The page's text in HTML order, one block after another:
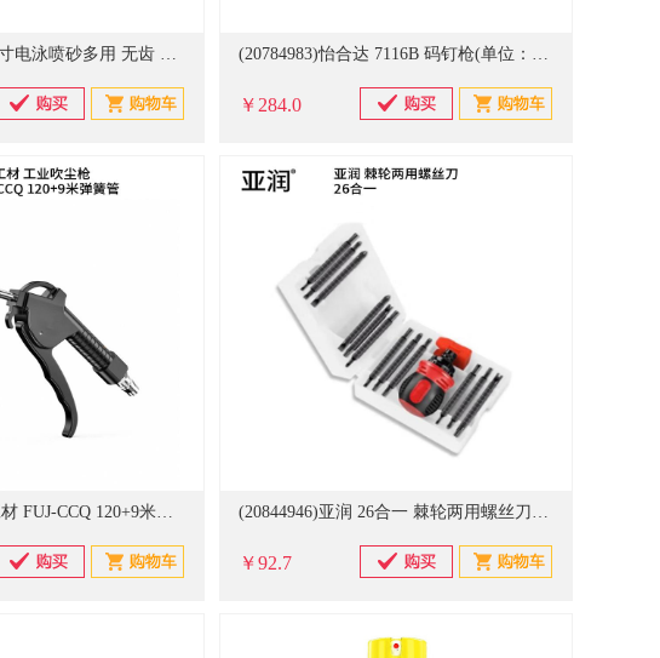
(20773735)御舵 8寸电泳喷砂多用 无齿 电工剪刀(单位：把) (20784983)怡合达 7116B 码钉枪(单位：把)
￥284.0
(20829765)一站工材 FUJ-CCQ 120+9米弹簧管 工业吹尘枪(单位：把) (20844946)亚润 26合一 棘轮两用螺丝刀(单位：套)
￥92.7